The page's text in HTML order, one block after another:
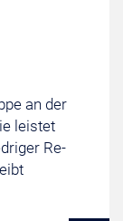
an der
leistet
Re-